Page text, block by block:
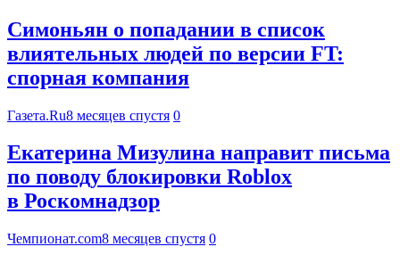
Симоньян о попадании в список
влиятельных людей по версии FT:
спорная компания
Газета.Ru8 месяцев спустя 0
Екатерина Мизулина направит письма
по поводу блокировки Roblox
в Роскомнадзор
Чемпионат.com8 месяцев спустя 0